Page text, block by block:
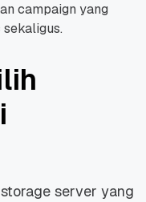
campaign yang
sekaligus.
storage server yang